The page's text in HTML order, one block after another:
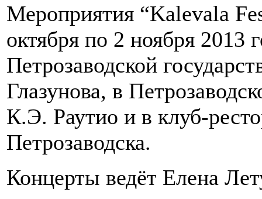
Мероприятия “Kalevala
октября по 2 ноября 2013
Петрозаводской
Глазунова, в
К.Э. Раутио и в клуб-
Петрозаводска.
Концерты ведёт Елена